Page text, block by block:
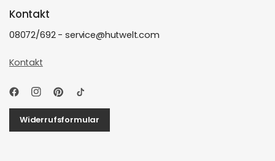
Kontakt
08072/692 - service@hutwelt.com
Kontakt
Widerrufsformular